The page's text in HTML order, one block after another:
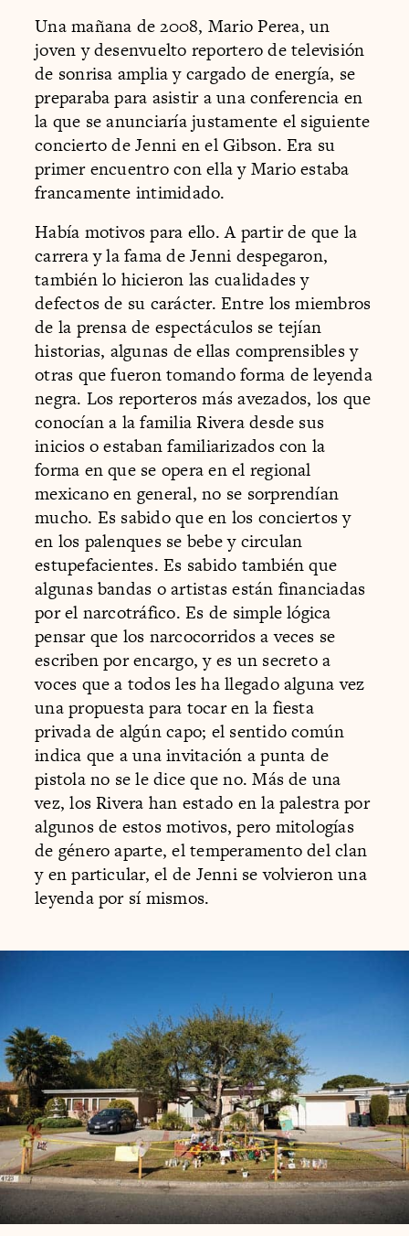
Una mañana de 2008, Mario Perea, un
joven y desenvuelto reportero de televisión
de sonrisa amplia y cargado de energía, se
preparaba para asistir a una conferencia en
la que se anunciaría justamente el siguiente
concierto de Jenni en el Gibson. Era su
primer encuentro con ella y Mario estaba
francamente intimidado.
Había motivos para ello. A partir de que la
carrera y la fama de Jenni despegaron,
también lo hicieron las cualidades y
defectos de su carácter. Entre los miembros
de la prensa de espectáculos se tejían
historias, algunas de ellas comprensibles y
otras que fueron tomando forma de leyenda
negra. Los reporteros más avezados, los que
conocían a la familia Rivera desde sus
inicios o estaban familiarizados con la
forma en que se opera en el regional
mexicano en general, no se sorprendían
mucho. Es sabido que en los conciertos y
en los palenques se bebe y circulan
estupefacientes. Es sabido también que
algunas bandas o artistas están financiadas
por el narcotráfico. Es de simple lógica
pensar que los narcocorridos a veces se
escriben por encargo, y es un secreto a
voces que a todos les ha llegado alguna vez
una propuesta para tocar en la fiesta
privada de algún capo; el sentido común
indica que a una invitación a punta de
pistola no se le dice que no. Más de una
vez, los Rivera han estado en la palestra por
algunos de estos motivos, pero mitologías
de género aparte, el temperamento del clan
y en particular, el de Jenni se volvieron una
leyenda por sí mismos.